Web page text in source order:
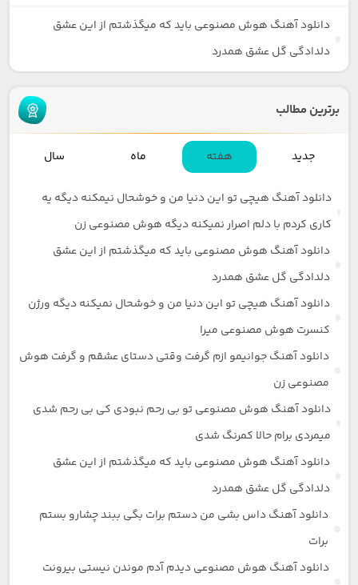
دانلود آهنگ هوش مصنوعی باید که میگذشتم از این عشق
دلدادگی گل عشق همدرد
برترین مطالب
جدید هفته ماه سال
دانلود آهنگ هیچی تو این دنیا من و خوشحال نیمکنه دیگه یه
کاری کردم با دلم اصرار نمیکنه دیگه هوش مصنوعی زن
دانلود آهنگ هوش مصنوعی باید که میگذشتم از این عشق
دلدادگی گل عشق همدرد
دانلود آهنگ هیچی تو این دنیا من و خوشحال نمیکنه دیگه ورژن
کنسرت هوش مصنوعی میرا
دانلود آهنگ جوانیمو ازم گرفت وقتی دستای عشقم و گرفت هوش
مصنوعی زن
دانلود آهنگ هوش مصنوعی تو بی رحم نبودی کی بی رحم شدی
میمردی برام حالا کمرنگ شدی
دانلود آهنگ هوش مصنوعی باید که میگذشتم از این عشق
دلدادگی گل عشق همدرد
دانلود آهنگ داس بشی من دستم برات بگی ببند چشارو بستم
برات
دانلود آهنگ هوش مصنوعی دیدم آدم موندن نیستی بیرونت